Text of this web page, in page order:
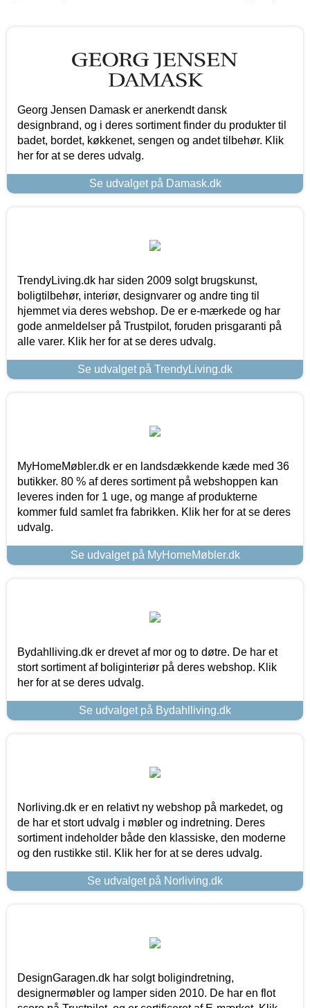
Georg Jensen Damask er anerkendt dansk
designbrand, og i deres sortiment finder du produkter til
badet, bordet, køkkenet, sengen og andet tilbehør. Klik
her for at se deres udvalg.
Se udvalget på Damask.dk
TrendyLiving.dk har siden 2009 solgt brugskunst,
boligtilbehør, interiør, designvarer og andre ting til
hjemmet via deres webshop. De er e-mærkede og har
gode anmeldelser på Trustpilot, foruden prisgaranti på
alle varer. Klik her for at se deres udvalg.
Se udvalget på TrendyLiving.dk
MyHomeMøbler.dk er en landsdækkende kæde med 36
butikker. 80 % af deres sortiment på webshoppen kan
leveres inden for 1 uge, og mange af produkterne
kommer fuld samlet fra fabrikken. Klik her for at se deres
udvalg.
Se udvalget på MyHomeMøbler.dk
Bydahlliving.dk er drevet af mor og to døtre. De har et
stort sortiment af boliginteriør på deres webshop. Klik
her for at se deres udvalg.
Se udvalget på Bydahlliving.dk
Norliving.dk er en relativt ny webshop på markedet, og
de har et stort udvalg i møbler og indretning. Deres
sortiment indeholder både den klassiske, den moderne
og den rustikke stil. Klik her for at se deres udvalg.
Se udvalget på Norliving.dk
DesignGaragen.dk har solgt boligindretning,
designermøbler og lamper siden 2010. De har en flot